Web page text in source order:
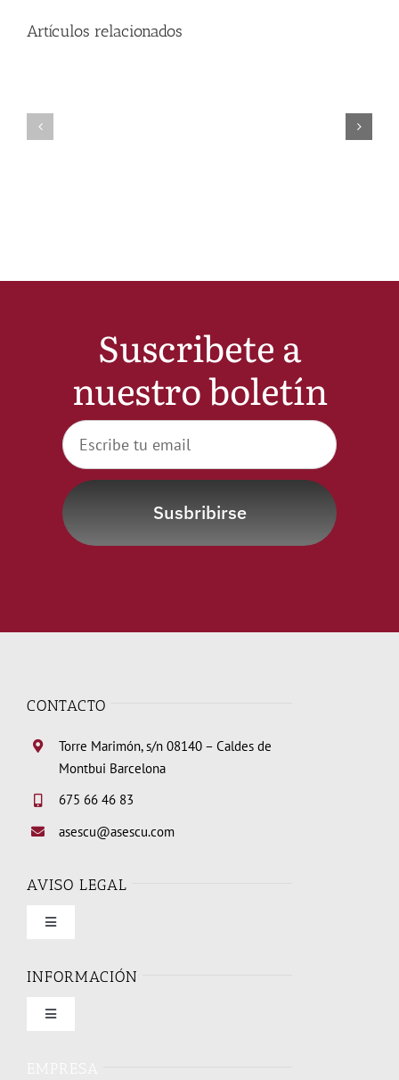
Artículos relacionados
Suscribete a
nuestro boletín
Susbribirse
CONTACTO
Torre Marimón, s/n 08140 – Caldes de
Montbui Barcelona
675 66 46 83
asescu@asescu.com
AVISO LEGAL
Toggle
Condiciones de uso
INFORMACIÓN
Toggle